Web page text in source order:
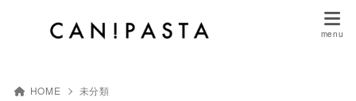
HOME 未分類